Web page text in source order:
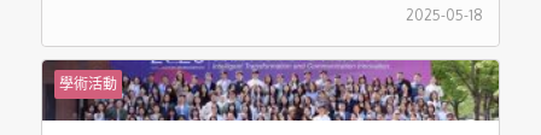
2025-05-18
學術活動